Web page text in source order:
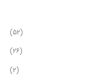
(52)
(26)
(2)